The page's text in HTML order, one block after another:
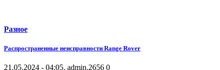
Разное
Распространенные неисправности Range Rover
21.05.2024 - 04:05, admin.2656 0